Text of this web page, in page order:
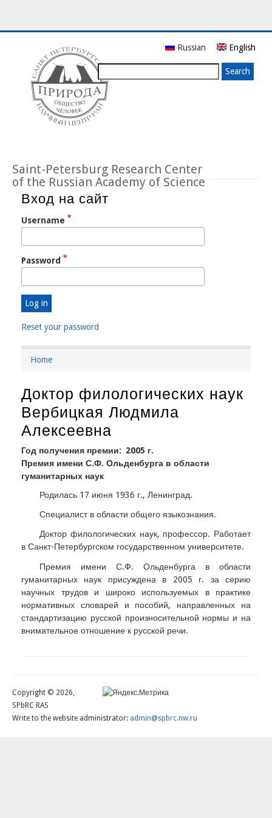
Saint-Petersburg Research Center
of the Russian Academy of Science
Russian English
Вход на сайт
Username
Password
Reset your password
Breadcrumb
Home
Доктор филологических наук
Вербицкая Людмила
Алексеевна
Год получения премии
2005 г.
Премия имени С.Ф. Ольденбурга в области
гуманитарных наук
Родилась 17 июня 1936 г., Ленинград.
Специалист в области общего языкознания.
Доктор филологических наук, профессор. Работает
в Санкт-Петербургском государственном университете.
Премия имени С.Ф. Ольденбурга в области
гуманитарных наук присуждена в 2005 г. за серию
научных трудов и широко используемых в практике
нормативных словарей и пособий, направленных на
стандартизацию русской произносительной нормы и на
внимательное отношение к русской речи.
Copyright © 2026,
SPbRC RAS
Write to the website administrator: admin@spbrc.nw.ru